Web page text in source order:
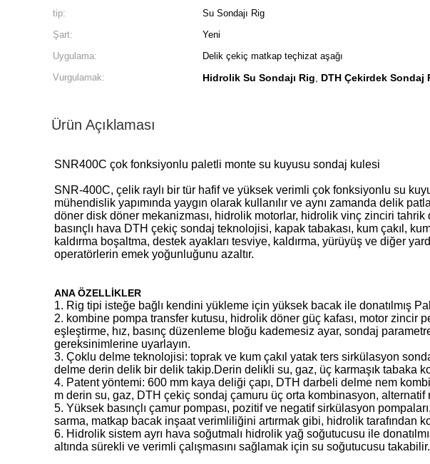
tip: Su Sondajı Rig
Şart:
Yeni
Uygulama:
Delik çekiç matkap teçhizat aşağı
Vurgulamak:
Hidrolik Su Sondajı Rig, DTH Çekirdek Sondaj
Ürün Açıklaması
SNR400C çok fonksiyonlu paletli monte su kuyusu sondaj kulesi
SNR-400C, çelik raylı bir tür hafif ve yüksek verimli çok fonksiyonlu su
mühendislik yapımında yaygın olarak kullanılır ve aynı zamanda delik
döner disk döner mekanizması, hidrolik motorlar, hidrolik vinç zinciri
basınçlı hava DTH çekiç sondaj teknolojisi, kapak tabakası, kum çakıl,
kaldırma boşaltma, destek ayakları tesviye, kaldırma, yürüyüş ve diğer
operatörlerin emek yoğunluğunu azaltır.
ANA ÖZELLİKLER
1. Rig tipi isteğe bağlı kendini yükleme için yüksek bacak ile donatılmış
2. kombine pompa transfer kutusu, hidrolik döner güç kafası, motor zincir
eşleştirme, hız, basınç düzenleme bloğu kademesiz ayar, sondaj
gereksinimlerine uyarlayın.
3. Çoklu delme teknolojisi: toprak ve kum çakıl yatak ters sirkülasyon
delme derin delik bir delik takip.Derin delikli su, gaz, üç karmaşık tabaka
4. Patent yöntemi: 600 mm kaya deliği çapı, DTH darbeli delme nem
m derin su, gaz, DTH çekiç sondaj çamuru üç orta kombinasyon, alternatif
5. Yüksek basınçlı çamur pompası, pozitif ve negatif sirkülasyon
sarma, matkap bacak inşaat verimliliğini artırmak gibi, hidrolik tarafından
6. Hidrolik sistem ayrı hava soğutmalı hidrolik yağ soğutucusu ile
altında sürekli ve verimli çalışmasını sağlamak için su soğutucusu takabilir.